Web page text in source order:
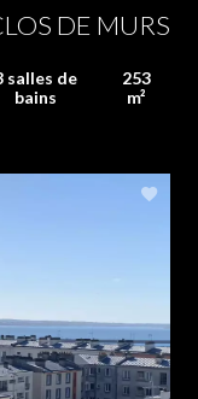
DE MURS
salles de
bains
253
m²